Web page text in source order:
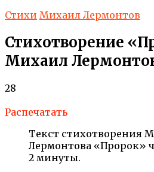
Стихи Михаил Лермонтов
Стихотворение
Михаил
28
Распечатать
Текст стихотворения
Лермонтова «Пророк»
2 минуты.